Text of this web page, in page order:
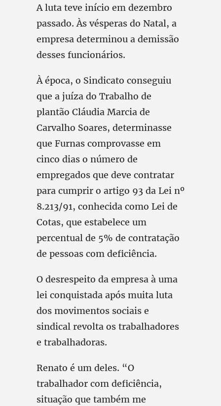
A luta teve início em dezembro
passado. Às vésperas do Natal, a
empresa determinou a demissão
desses funcionários.
À época, o Sindicato conseguiu
que a juíza do Trabalho de
plantão Cláudia Marcia de
Carvalho Soares, determinasse
que Furnas comprovasse em
cinco dias o número de
empregados que deve contratar
para cumprir o artigo 93 da Lei nº
8.213/91, conhecida como Lei de
Cotas, que estabelece um
percentual de 5% de contratação
de pessoas com deficiência.
O desrespeito da empresa à uma
lei conquistada após muita luta
dos movimentos sociais e
sindical revolta os trabalhadores
e trabalhadoras.
Renato é um deles. “O
trabalhador com deficiência,
situação que também me